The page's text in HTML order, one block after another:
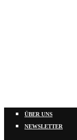
ÜBER UNS
NEWSLETTER